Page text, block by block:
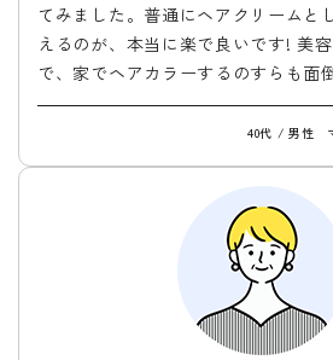
てみました。普通にヘアクリームと
えるのが、本当に楽で良いです! 美
で、家でヘアカラーするのすらも面
40代 / 男性